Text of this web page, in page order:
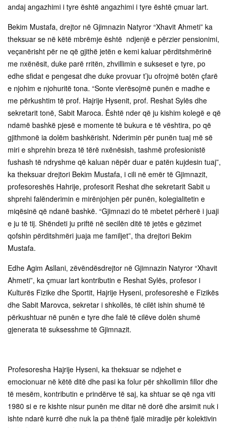
andaj angazhimi i tyre është angazhimi i tyre është çmuar lart.
Bekim Mustafa, drejtor në Gjimnazin Natyror “Xhavit Ahmeti” ka
theksuar se në këtë mbrëmje është ndjenjë e përzier pensionimi,
veçanërisht për ne që gjithë jetën e kemi kaluar përditshmërinë
me nxënësit, duke parë rritën, zhvillimin e sukseset e tyre, po
edhe sfidat e pengesat dhe duke provuar t’ju ofrojmë botën çfarë
e njohim e njohuritë tona. “Sonte vlerësojmë punën e madhe e
me përkushtim të prof. Hajrije Hysenit, prof. Reshat Sylës dhe
sekretarit tonë, Sabit Maroca. Është nder që ju kishim kolegë e që
ndamë bashkë pjesë e momente të bukura e të vështira, po që
gjithmonë ia dolëm bashkërisht. Nderimin për punën tuaj më së
miri e shprehin breza të tërë nxënësish, tashmë profesionistë
fushash të ndryshme që kaluan nëpër duar e patën kujdesin tuaj”,
ka theksuar drejtori Bekim Mustafa, i cili në emër të Gjimnazit,
profesoreshës Hahrije, profesorit Reshat dhe sekretarit Sabit u
shprehi falënderimin e mirënjohjen për punën, kolegialitetin e
miqësinë që ndanë bashkë. “Gjimnazi do të mbetet përherë i juaji
e ju të tij. Shëndeti ju priftë në secilën ditë të jetës e gëzimet
qofshin përditshmëri juaja me familjet”, tha drejtori Bekim
Mustafa.
Edhe Agim Asllani, zëvëndësdrejtor në Gjimnazin Natyror “Xhavit
Ahmeti”, ka çmuar lart kontributin e Reshat Sylës, profesor i
Kulturës Fizike dhe Sportit, Hajrije Hyseni, profesoreshë e Fizikës
dhe Sabit Marovca, sekretar i shkollës, të cilët ishin shumë të
përkushtuar në punën e tyre dhe falë të cilëve dolën shumë
gjenerata të suksesshme të Gjimnazit.
Profesoresha Hajrije Hyseni, ka theksuar se ndjehet e
emocionuar në këtë ditë dhe pasi ka folur për shkollimin fillor dhe
të mesëm, kontributin e prindërve të saj, ka shtuar se që nga viti
1980 si e re kishte nisur punën me ditar në dorë dhe arsimit nuk i
ishte ndarë kurrë dhe nuk la pa thënë fjalë miradije për kolektivin